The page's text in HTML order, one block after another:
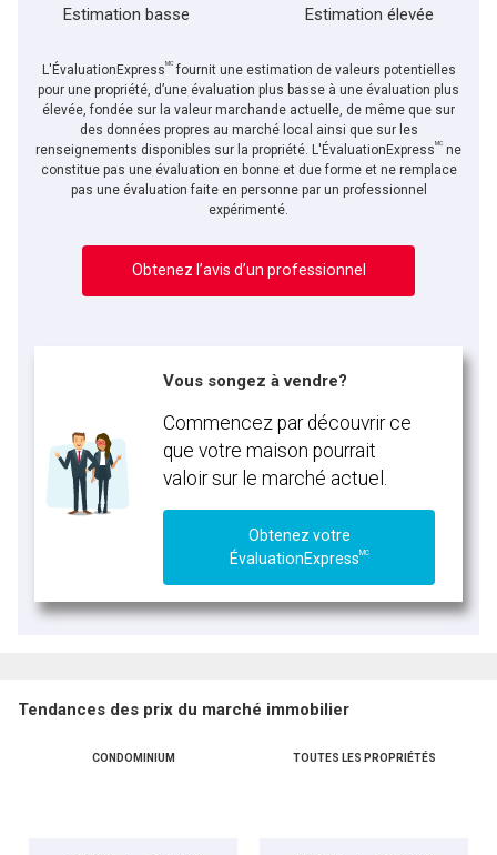
Estimation basse Estimation élevée
L'ÉvaluationExpressMCfournit une estimation de valeurs potentielles
pour une propriété, d’une évaluation plus basse à une évaluation plus
élevée, fondée sur la valeur marchande actuelle, de même que sur
des données propres au marché local ainsi que sur les
renseignements disponibles sur la propriété. L'ÉvaluationExpressMC ne
constitue pas une évaluation en bonne et due forme et ne remplace
pas une évaluation faite en personne par un professionnel
expérimenté.
Obtenez l’avis d’un professionnel
Vous songez à vendre?
Commencez par découvrir ce
que votre maison pourrait
valoir sur le marché actuel.
Obtenez votre
ÉvaluationExpressMC
Tendances des prix du marché immobilier
CONDOMINIUM TOUTES LES PROPRIÉTÉS